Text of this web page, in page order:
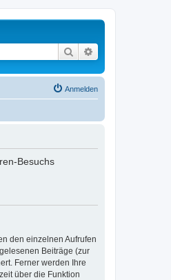
Suche
Anmelden
Besuchs
den einzelnen Aufrufen
Beiträge (zur
Ferner werden Ihre
über die Funktion